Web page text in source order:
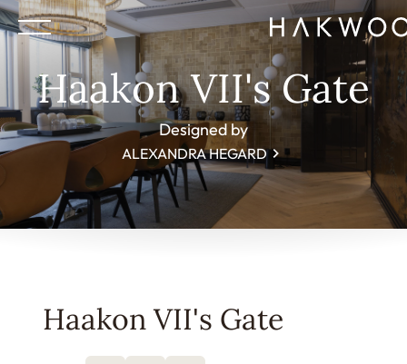
Haakon VII's Gate
Designed by
ALEXANDRA HEGARD
Haakon VII's Gate